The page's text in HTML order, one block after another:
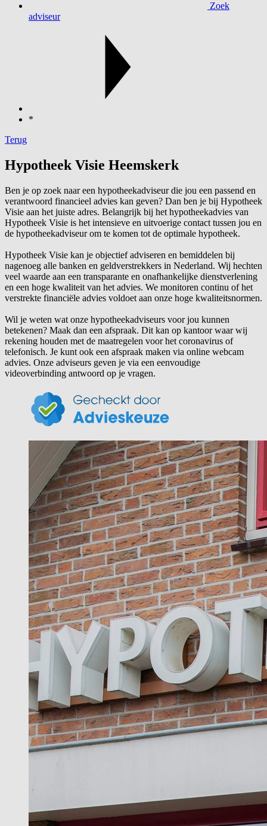
Zoek
adviseur
*
Terug
Hypotheek Visie Heemskerk
Ben je op zoek naar een hypotheekadviseur die jou een passend en
verantwoord financieel advies kan geven? Dan ben je bij Hypotheek
Visie aan het juiste adres. Belangrijk bij het hypotheekadvies van
Hypotheek Visie is het intensieve en uitvoerige contact tussen jou en
de hypotheekadviseur om te komen tot de optimale hypotheek.
Hypotheek Visie kan je objectief adviseren en bemiddelen bij
nagenoeg alle banken en geldverstrekkers in Nederland. Wij hechten
veel waarde aan een transparante en onafhankelijke dienstverlening
en een hoge kwaliteit van het advies. We monitoren continu of het
verstrekte financiële advies voldoet aan onze hoge kwaliteitsnormen.
Wil je weten wat onze hypotheekadviseurs voor jou kunnen
betekenen? Maak dan een afspraak. Dit kan op kantoor waar wij
rekening houden met de maatregelen voor het coronavirus of
telefonisch. Je kunt ook een afspraak maken via online webcam
advies. Onze adviseurs geven je via een eenvoudige
videoverbinding antwoord op je vragen.